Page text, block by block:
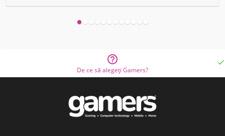

De ce să alegeți Gamers?
